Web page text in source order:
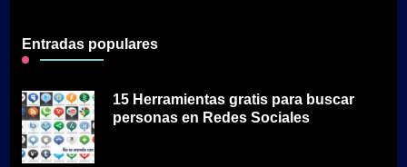
Entradas populares
15 Herramientas gratis para buscar
personas en Redes Sociales